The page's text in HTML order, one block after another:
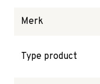
Merk
Type product